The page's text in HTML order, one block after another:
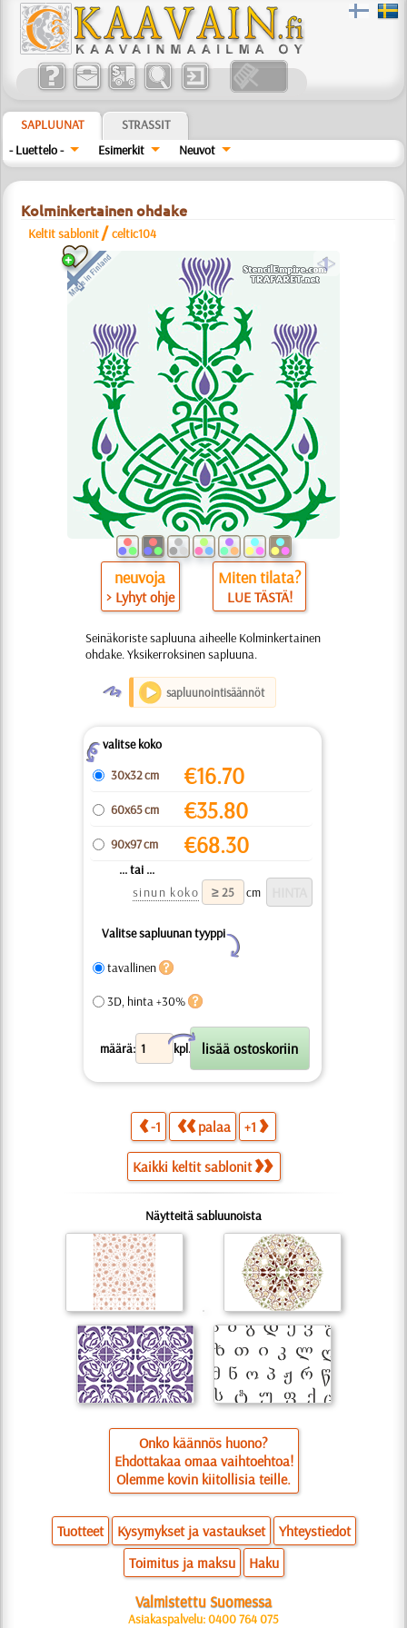
SAPLUUNAT
STRASSIT
- Luettelo -
Esimerkit Neuvot
Kolminkertainen ohdake
Keltit sablonit /celtic104
a
neuvoja
> Lyhyt ohje
Miten tilata?
LUE TÄSTÄ!
Seinäkoriste sapluuna aiheelle Kolminkertainen
ohdake. Yksikerroksinen sapluuna.
O sapluunointisäännöt
Zvalitse koko
30x32 cm
€16.70
60x65 cm €35.80
90x97 cm €68.30
... tai ...
sinun koko
cm
Valitse sapluunan tyyppi
Y
tavallinen
3D, hinta +30%
määrä: kpl.
X
-1 palaa +1
Kaikki keltit sablonit
Näytteitä sabluunoista
Onko käännös huono?
Ehdottakaa omaa vaihtoehtoa!
Olemme kovin kiitollisia teille.
Tuotteet Kysymykset ja vastaukset
Yhteystiedot
Toimitus ja maksu
Haku
Valmistettu Suomessa
Asiakaspalvelu: 0400 764 075